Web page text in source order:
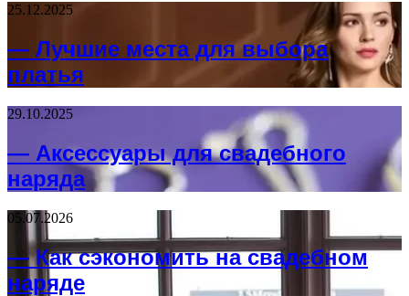
25.12.2025
— Лучшие места для выбора
платья
29.10.2025
— Аксессуары для свадебного
наряда
05.07.2026
— Как сэкономить на свадебном
наряде